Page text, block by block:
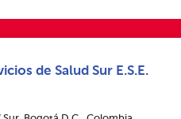
de Salud Sur E.S.E.